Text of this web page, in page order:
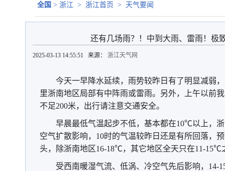
全国 > 浙江 > 浙江首页 > 天气要闻
还有几场雨？！中到大雨、雷雨！极
2025-03-13 14:55:51 来源： 浙江天气网
今天一早降水延续，雨势较昨日有了明显减弱
里浙南地区局部有中阵雨或雷雨。另外，上午以前
不足200米，出行请注意交通安全。
早晨最低气温起步不低，基本都在10℃以上，
空气扩散影响，10时的气温较昨日还是有所回落，
头，除浙南地区16-18℃，其它地区全天只在11-15℃
受西南暖湿气流、低涡、冷空气先后影响，14-
走进青海祁连 邂逅一场大自然的顶级配色